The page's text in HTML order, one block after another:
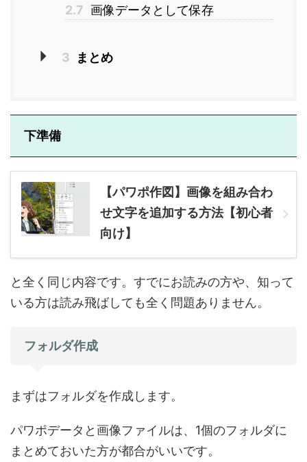
2.7 画像データとして保存
3 まとめ
下準備
【パワポ作図】画像を組み合わ
せ文字を追加する方法【初心者
向け】
と全く同じ内容です。すでにお読みの方や、知って
いる方は読み飛ばしても全く問題ありません。
フォルダ作成
まずはフォルダを作成します。
パワポデータと画像ファイルは、1個のフォルダに
まとめておいた方が都合がいいです。